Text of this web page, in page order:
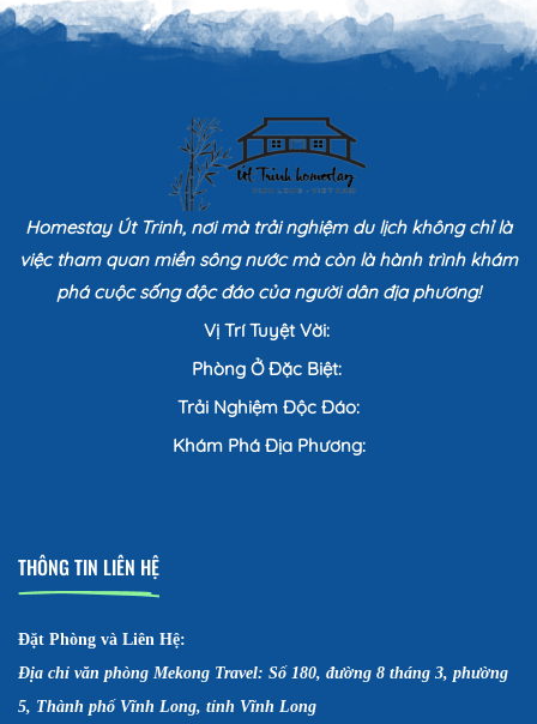
Homestay Út Trinh, nơi mà trải nghiệm du lịch không chỉ là
việc tham quan miền sông nước mà còn là hành trình khám
phá cuộc sống độc đáo của người dân địa phương!
Vị Trí Tuyệt Vời:
Phòng Ở Đặc Biệt:
Trải Nghiệm Độc Đáo:
Khám Phá Địa Phương:
THÔNG TIN LIÊN HỆ
Đặt Phòng và Liên Hệ:
Địa chỉ văn phòng Mekong Travel: Số 180, đường 8 tháng 3, phường
5, Thành phố Vĩnh Long, tỉnh Vĩnh Long